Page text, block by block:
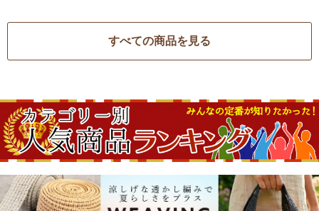
すべての商品を見る